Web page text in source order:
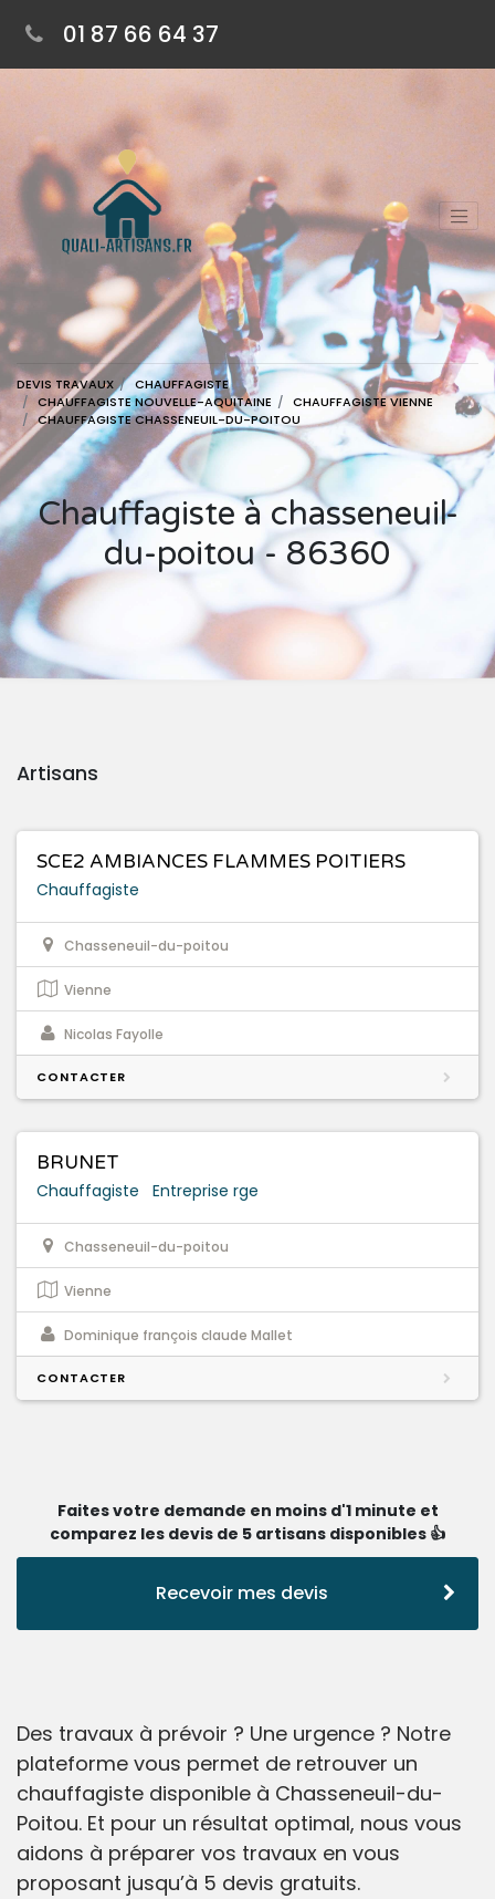
01 87 66 64 37
DEVIS TRAVAUX
CHAUFFAGISTE
CHAUFFAGISTE NOUVELLE-AQUITAINE
CHAUFFAGISTE VIENNE
CHAUFFAGISTE CHASSENEUIL-DU-POITOU
Chauffagiste à chasseneuil-
du-poitou - 86360
Artisans
SCE2 AMBIANCES FLAMMES POITIERS
Chauffagiste
Chasseneuil-du-poitou
Vienne
Nicolas Fayolle
CONTACTER
BRUNET
Chauffagiste Entreprise rge
Chasseneuil-du-poitou
Vienne
Dominique françois claude Mallet
CONTACTER
Faites votre demande en moins d'1 minute et
comparez les devis de 5 artisans disponibles 👍
Recevoir mes devis
Des travaux à prévoir ? Une urgence ? Notre
plateforme vous permet de retrouver un
chauffagiste disponible à Chasseneuil-du-
Poitou. Et pour un résultat optimal, nous vous
aidons à préparer vos travaux en vous
proposant jusqu’à 5 devis gratuits.